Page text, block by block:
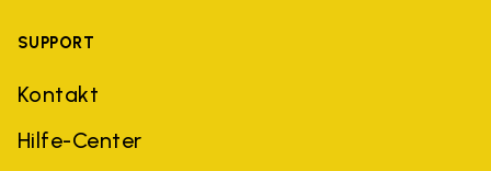
SUPPORT
Kontakt
Hilfe-Center